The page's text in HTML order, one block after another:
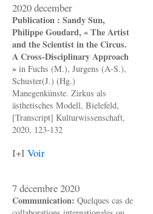
2020 december
Publication : Sandy Sun,
Philippe Goudard, « The Artist
and the Scientist in the Circus.
A Cross-Disciplinary Approach
» in Fuchs (M.), Jurgens (A-S.),
Schuster(J.) (Hg.)
Manegenkünste. Zirkus als
ästhetisches Modell, Bielefeld,
[Transcript] Kulturwissenschaft,
2020, 123-132
I+I Voir
7 décembre 2020
Communication: Quelques cas de